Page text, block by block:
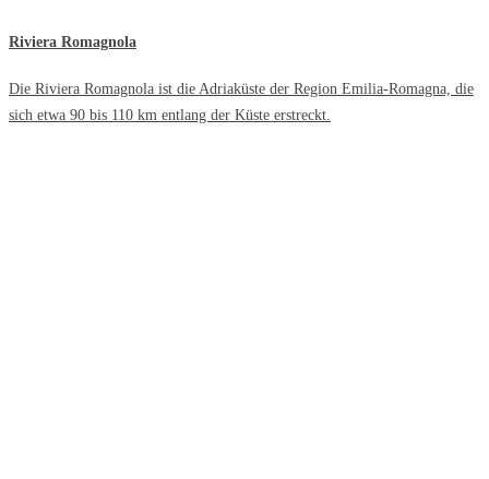
Riviera Romagnola
Die Riviera Romagnola ist die Adriaküste der Region Emilia-Romagna, die
sich etwa 90 bis 110 km entlang der Küste erstreckt.